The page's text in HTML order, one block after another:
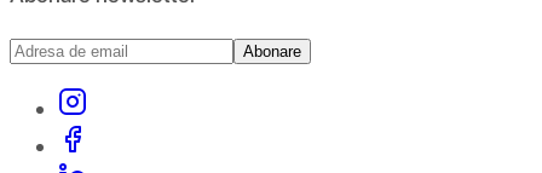
Abonare